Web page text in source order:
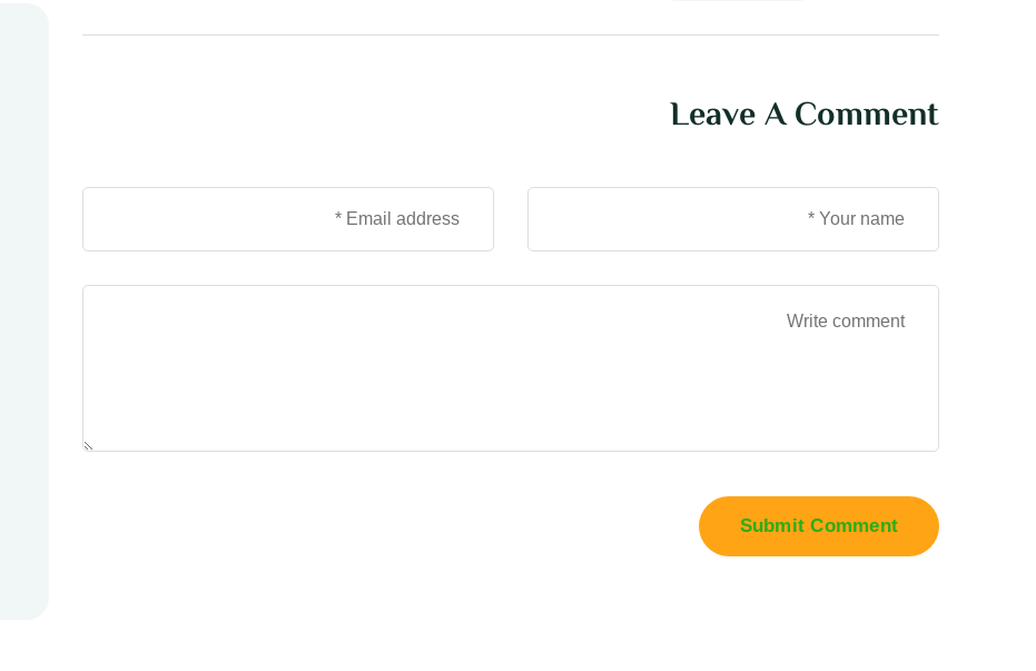
Leave A Comment
Submit Comment